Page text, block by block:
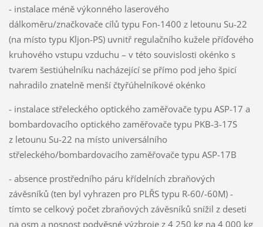
- instalace méně výkonného laserového
dálkoměru/značkovače cílů typu Fon-1400 z letounu Su-22
(na místo typu Kljon-PS) uvnitř regulačního kužele příďového
kruhového vstupu vzduchu – v této souvislosti okénko s
tvarem šestiúhelníku nacházející se přímo pod jeho špicí
nahradilo znatelně menší čtyřúhelníkové okénko
- instalace střeleckého optického zaměřovače typu ASP-17 a
bombardovacího optického zaměřovače typu PKB-3-17S
z letounu Su-22 na místo universálního
střeleckého/bombardovacího zaměřovače typu ASP-17B
- absence prostředního páru křídelních zbraňových
závěsníků (ten byl vyhrazen pro PLŘS typu R-60/-60M) -
tímto se celkový počet zbraňových závěsníků snížil z deseti
na osm a nosnost podvěsné výzbroje z 4 250 kg na 4 000 kg